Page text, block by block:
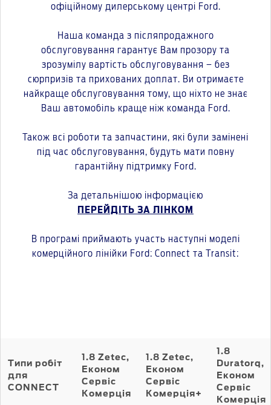
офіційному дилерському центрі Ford.
Наша команда з післяпродажного
обслуговування гарантує Вам прозору та
зрозумілу вартість обслуговування – без
сюрпризів та прихованих доплат. Ви отримаєте
найкраще обслуговування тому, що ніхто не знає
Ваш автомобіль краще ніж команда Ford.
Також всі роботи та запчастини, які були замінені
під час обслуговування, будуть мати повну
гарантійну підтримку Ford.
За детальнішою інформацією
ПЕРЕЙДІТЬ ЗА ЛІНКОМ
В програмі приймають участь наступні моделі
комерційного лінійки Ford: Connect та Transit:
Типи робіт
для
CONNECT
1.8 Zetec,
Економ
Сервіс
Комерція
1.8 Zetec,
Економ
Сервіс
Комерція+
1.8
Duratorq,
Економ
Сервіс
Комерція